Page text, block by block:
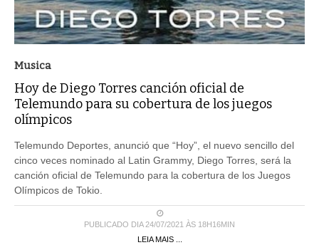
Musica
Hoy de Diego Torres canción oficial de
Telemundo para su cobertura de los juegos
olímpicos
Telemundo Deportes, anunció que “Hoy”, el nuevo sencillo del
cinco veces nominado al Latin Grammy, Diego Torres, será la
canción oficial de Telemundo para la cobertura de los Juegos
Olímpicos de Tokio.
PUBLICADO DIA 24/07/2021 ÀS 18H16MIN
LEIA MAIS ...